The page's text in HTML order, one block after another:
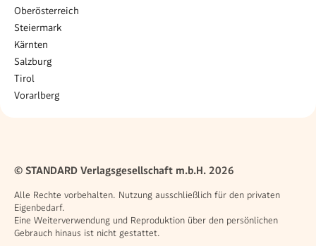
Oberösterreich
Steiermark
Kärnten
Salzburg
Tirol
Vorarlberg
© STANDARD Verlagsgesellschaft m.b.H. 2026
Alle Rechte vorbehalten. Nutzung ausschließlich für den privaten
Eigenbedarf.
Eine Weiterverwendung und Reproduktion über den persönlichen
Gebrauch hinaus ist nicht gestattet.